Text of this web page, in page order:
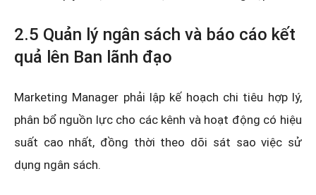
2.5 Quản lý ngân sách và báo cáo kết
quả lên Ban lãnh đạo
Marketing Manager phải lập kế hoạch chi tiêu hợp lý,
phân bổ nguồn lực cho các kênh và hoạt động có hiệu
suất cao nhất, đồng thời theo dõi sát sao việc sử
dụng ngân sách.